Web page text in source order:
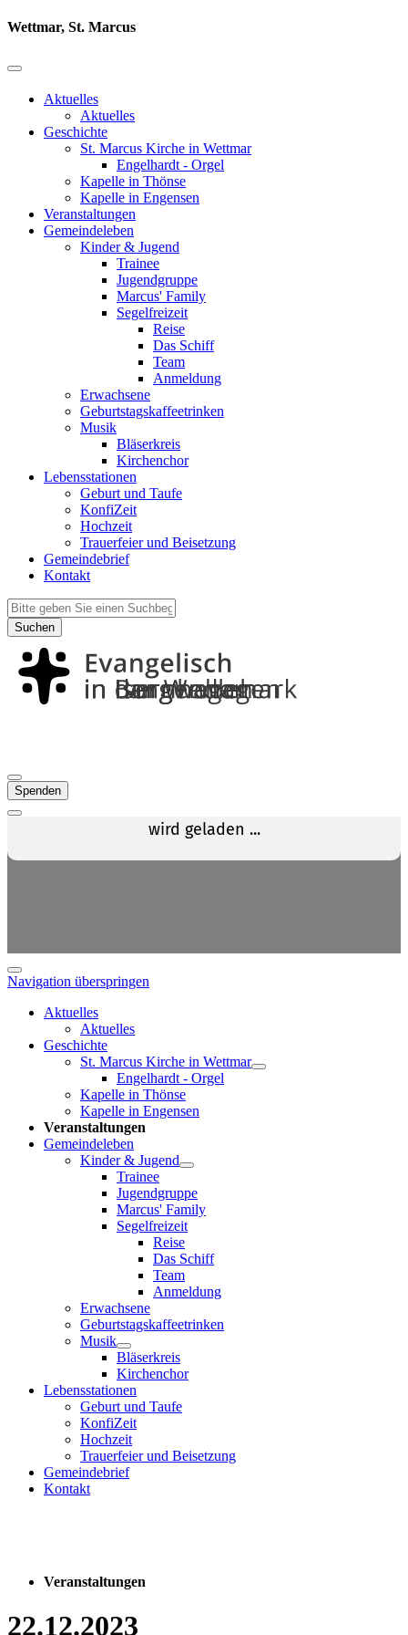
Wettmar, St. Marcus
Aktuelles
Aktuelles
Geschichte
St. Marcus Kirche in Wettmar
Engelhardt - Orgel
Kapelle in Thönse
Kapelle in Engensen
Veranstaltungen
Gemeindeleben
Kinder & Jugend
Trainee
Jugendgruppe
Marcus' Family
Segelfreizeit
Reise
Das Schiff
Team
Anmeldung
Erwachsene
Geburtstagskaffeetrinken
Musik
Bläserkreis
Kirchenchor
Lebensstationen
Geburt und Taufe
KonfiZeit
Hochzeit
Trauerfeier und Beisetzung
Gemeindebrief
Kontakt
Suchen
Spenden
Navigation überspringen
Aktuelles
Aktuelles
Geschichte
St. Marcus Kirche in Wettmar
Engelhardt - Orgel
Kapelle in Thönse
Kapelle in Engensen
Veranstaltungen
Gemeindeleben
Kinder & Jugend
Trainee
Jugendgruppe
Marcus' Family
Segelfreizeit
Reise
Das Schiff
Team
Anmeldung
Erwachsene
Geburtstagskaffeetrinken
Musik
Bläserkreis
Kirchenchor
Lebensstationen
Geburt und Taufe
KonfiZeit
Hochzeit
Trauerfeier und Beisetzung
Gemeindebrief
Kontakt
Veranstaltungen
22.12.2023